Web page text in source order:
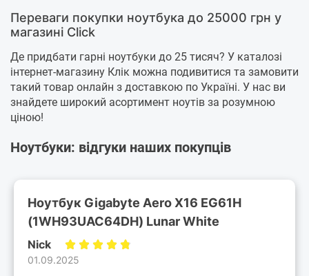
Переваги покупки ноутбука до 25000 грн у
магазині Click
Де придбати гарні ноутбуки до 25 тисяч? У каталозі
інтернет-магазину Клік можна подивитися та замовити
такий товар онлайн з доставкою по Україні. У нас ви
знайдете широкий асортимент ноутів за розумною
ціною!
Ноутбуки: відгуки наших покупців
Ноутбук Gigabyte Aero X16 EG61H
(1WH93UAC64DH) Lunar White
Nick
01.09.2025